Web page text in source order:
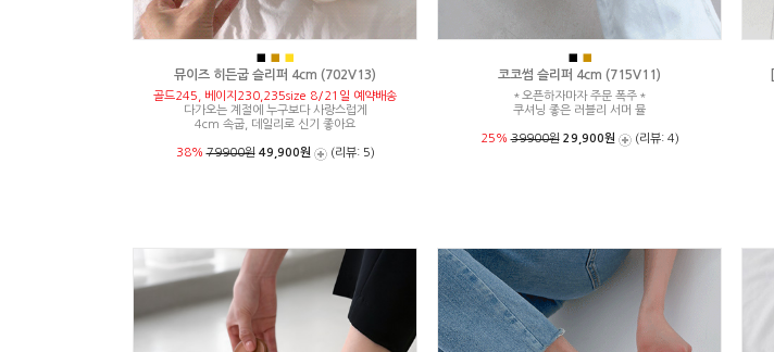
■ ■ ■
뮤이즈 히든굽 슬리퍼 4cm (702V13)
골드245, 베이지230,235size 8/21일 예약배송
다가오는 계절에 누구보다 사랑스럽게
4cm 속굽, 데일리로 신기 좋아요
38%79900원 49,900원 (리뷰: 5)
■ ■
코코썸 슬리퍼 4cm (715V11)
＊오픈하자마자 주문 폭주＊
쿠셔닝 좋은 러블리 서머 뮬
25%39900원 29,900원 (리뷰: 4)